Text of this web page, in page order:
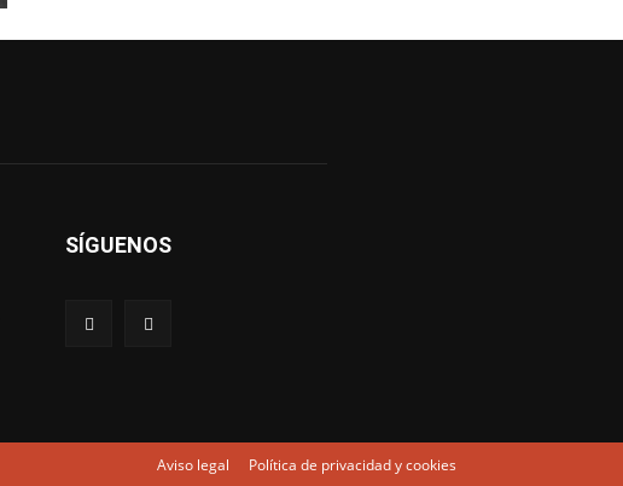
SÍGUENOS
Aviso legal Política de privacidad y cookies